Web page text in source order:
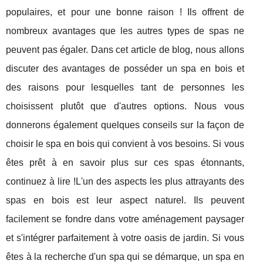
populaires, et pour une bonne raison ! Ils offrent de
nombreux avantages que les autres types de spas ne
peuvent pas égaler. Dans cet article de blog, nous allons
discuter des avantages de posséder un spa en bois et
des raisons pour lesquelles tant de personnes les
choisissent plutôt que d'autres options. Nous vous
donnerons également quelques conseils sur la façon de
choisir le spa en bois qui convient à vos besoins. Si vous
êtes prêt à en savoir plus sur ces spas étonnants,
continuez à lire !L'un des aspects les plus attrayants des
spas en bois est leur aspect naturel. Ils peuvent
facilement se fondre dans votre aménagement paysager
et s'intégrer parfaitement à votre oasis de jardin. Si vous
êtes à la recherche d'un spa qui se démarque, un spa en